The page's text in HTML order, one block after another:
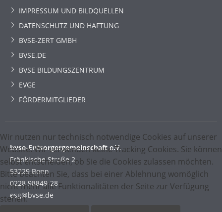
IMPRESSUM UND BILDQUELLEN
DATENSCHUTZ UND HAFTUNG
BVSE-ZERT GMBH
BVSE.DE
BVSE BILDUNGSZENTRUM
EVGE
FÖRDERMITGLIEDER
bvse-Entsorgergemeinschaft e.V.
Fränkische Straße 2
53229 Bonn
0228 98849-28
esg@bvse.de
Wir nutzen nur technisch notwendige Cookies auf unserer
Website. Wir verwenden keine Tracking Cookies. Sie können
selbst entscheiden, ob Sie die Cookies zulassen möchten.
Bitte beachten Sie, dass bei einer Ablehnung womöglich
nicht mehr alle Funktionalitäten der Seite zur Verfügung
stehen.